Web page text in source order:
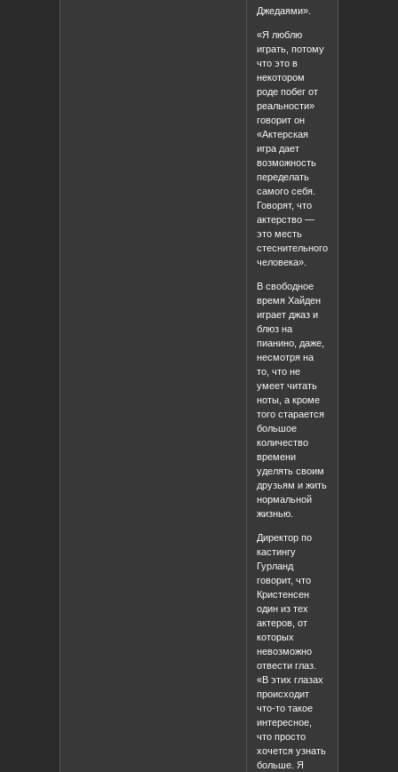
Джедаями».
«Я люблю
играть, потому
что это в
некотором
роде побег от
реальности»
говорит он
«Актерская
игра дает
возможность
переделать
самого себя.
Говорят, что
актерство —
это месть
стеснительного
человека».
В свободное
время Хайден
играет джаз и
блюз на
пианино, даже,
несмотря на
то, что не
умеет читать
ноты, а кроме
того старается
большое
количество
времени
уделять своим
друзьям и жить
нормальной
жизнью.
Директор по
кастингу
Гурланд
говорит, что
Кристенсен
один из тех
актеров, от
которых
невозможно
отвести глаз.
«В этих глазах
происходит
что-то такое
интересное,
что просто
хочется узнать
больше. Я